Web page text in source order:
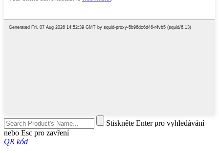
Stiskněte Enter pro vyhledávání
nebo Esc pro zavření
QR kód